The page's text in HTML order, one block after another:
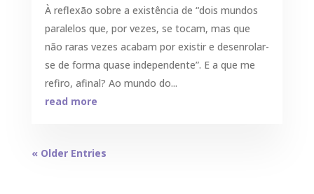
À reflexão sobre a existência de “dois mundos
paralelos que, por vezes, se tocam, mas que
não raras vezes acabam por existir e desenrolar-
se de forma quase independente”. E a que me
refiro, afinal? Ao mundo do...
read more
« Older Entries